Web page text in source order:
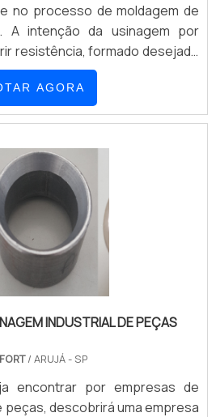
no processo de moldagem de
A intenção da usinagem por
resistência, formado desejado
Entende-se que a usinagem de
a fio são de suma importância
levando em conta que ambos
torn.
AGORA
INDUSTRIAL DE PEÇAS
/ ARUJÁ - SP
encontrar por empresas de
peças, descobrirá uma empresa